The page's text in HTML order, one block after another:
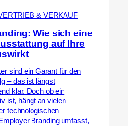
& VERKAUF
Wie sich eine
auf Ihre
sind ein Garant für den
– das ist längst
klar. Doch ob ein
ist, hängt an vielen
technologischen
Branding umfasst,